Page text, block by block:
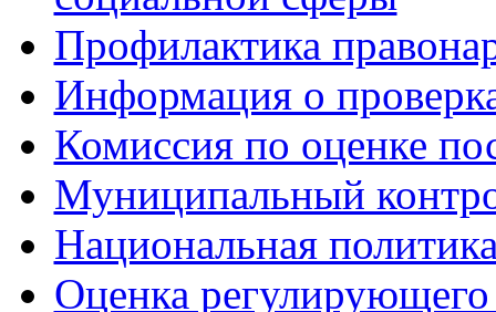
Профилактика
Информация о
Комиссия по оценке
Муниципальный
Национальная
Оценка регулирующего